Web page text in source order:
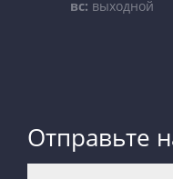
вс: выходной
Отправьте